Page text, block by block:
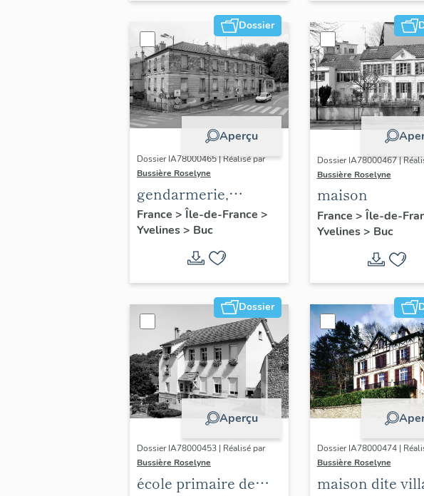
Dossier
Aperçu
Dossier IA78000465 | Réalisé par
Bussière Roselyne
gendarmerie,
actuellement
immeuble
France > Île-de-France >
Yvelines> Buc
Dossier IA78000467 |
Bussière Roselyne
maison
France > Île-de-
Yvelines> Buc
Dossier
Aperçu
Dossier IA78000453 | Réalisé par
Bussière Roselyne
école primaire de
Dossier IA78000474 |
Bussière Roselyne
maison dite